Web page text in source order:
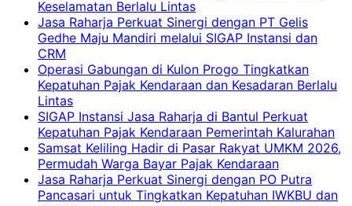
Keselamatan Berlalu Lintas
Jasa Raharja Perkuat Sinergi dengan PT Gelis
Gedhe Maju Mandiri melalui SIGAP Instansi dan
CRM
Operasi Gabungan di Kulon Progo Tingkatkan
Kepatuhan Pajak Kendaraan dan Kesadaran Berlalu
Lintas
SIGAP Instansi Jasa Raharja di Bantul Perkuat
Kepatuhan Pajak Kendaraan Pemerintah Kalurahan
Samsat Keliling Hadir di Pasar Rakyat UMKM 2026,
Permudah Warga Bayar Pajak Kendaraan
Jasa Raharja Perkuat Sinergi dengan PO Putra
Pancasari untuk Tingkatkan Kepatuhan IWKBU dan